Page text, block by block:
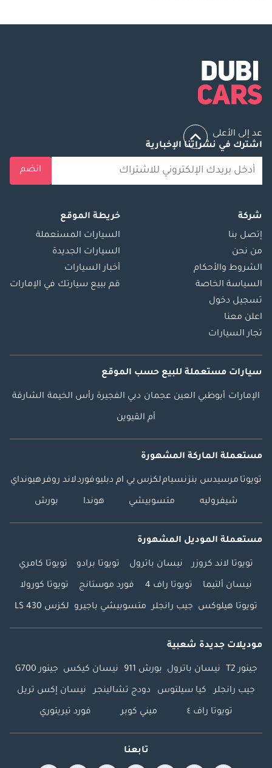
عد إلى الأعلى
اشترك في نشراتنا الإخبارية
انضم
شركة
إتصل بنا
من نحن
الشروط والأحكام
السياسة الخاصة
تسجيل دخول
اعلن معنا
تجار السيارات
خريطة الموقع
السيارات المستعملة
السيارات الجديدة
أخبار السيارات
قم ببيع سيارتك في الإمارات
سيارات مستعملة للبيع حسب الموقع
الإمارات أبوظبي العين عجمان دبي الفجيرة رأس الخيمة الشارقة
أم القيوين
مستعملة الماركة المشهورة
تويوتا مرسيدس بنزنسياملكزس بي ام دبليوفوردلاند روفرهيونداي
شيفروليه متسوبيشي هوندا بورش
مستعملة الموديل المشهورة
تويوتا لاند كروزر نيسان باترول تويوتا برادو تويوتا كامري
نيسان ألتيما تويوتا راف 4 فورد موستانج تويوتا كورولا
تويوتا هيلوكس جيب رانجلر متسوبيشي باجيرو لكزس LS 430
موديلات جديدة شعبية
جيتور T2 نيسان باترول بورش 911 نيسان كيكس جيتور G700
جيب رانجلر كيا سيلتوس دودج تشالينجر نيسان إكس تريل
تويوتا راف ٤ ميني كوبر فورد تيريتوري
تابعنا